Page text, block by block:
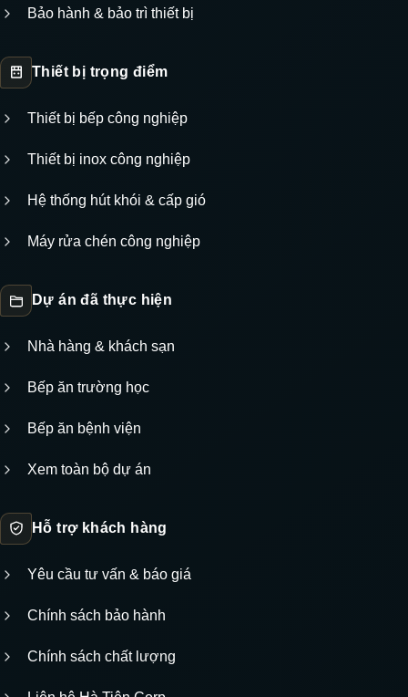
Bảo hành & bảo trì thiết bị
Thiết bị trọng điểm
Thiết bị bếp công nghiệp
Thiết bị inox công nghiệp
Hệ thống hút khói & cấp gió
Máy rửa chén công nghiệp
Dự án đã thực hiện
Nhà hàng & khách sạn
Bếp ăn trường học
Bếp ăn bệnh viện
Xem toàn bộ dự án
Hỗ trợ khách hàng
Yêu cầu tư vấn & báo giá
Chính sách bảo hành
Chính sách chất lượng